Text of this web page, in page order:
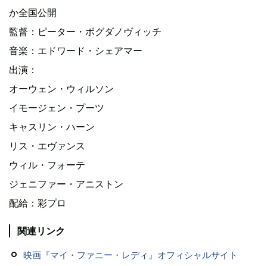
か全国公開
監督：ピーター・ボグダノヴィッチ
音楽：エドワード・シェアマー
出演：
オーウェン・ウィルソン
イモージェン・プーツ
キャスリン・ハーン
リス・エヴァンス
ウィル・フォーテ
ジェニファー・アニストン
配給：彩プロ
関連リンク
映画『マイ・ファニー・レディ』オフィシャルサイト